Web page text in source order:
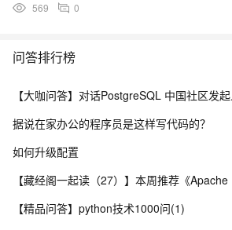
569 0
问答排行榜
据说在家办公的程序员是这样写代码的？
如何升级配置
【精品问答】python技术1000问(1)